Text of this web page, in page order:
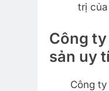
trị
Công
sản uy
Công